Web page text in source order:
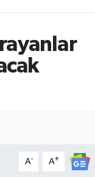
A- A+